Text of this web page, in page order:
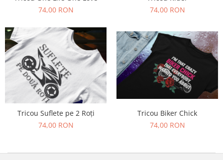
74,00 RON
74,00 RON
Tricou Suflete pe 2 Roți
74,00 RON
Tricou Biker Chick
74,00 RON